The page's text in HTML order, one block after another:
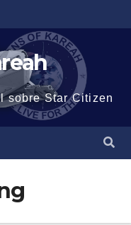
sobre Star Citizen